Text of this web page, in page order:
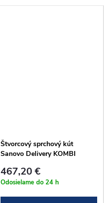
Štvorcový sprchový kút
Sanovo Delivery KOMBI
(DELK_100100C)
467,20 €
Odosielame do 24 h